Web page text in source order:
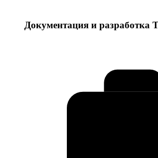
Документация и разработка